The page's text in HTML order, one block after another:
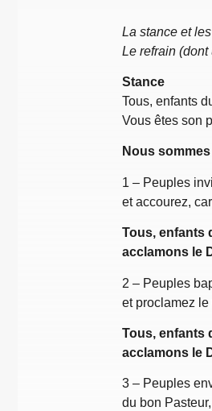
La stance et
Le refrain (dont
Stance
Tous, enfants
Vous êtes son
Nous
1 – Peuples
et accourez,
Tous, enfants
acclamons le
2 – Peuples
et proclamez
Tous, enfants
acclamons le
3 – Peuples
du bon